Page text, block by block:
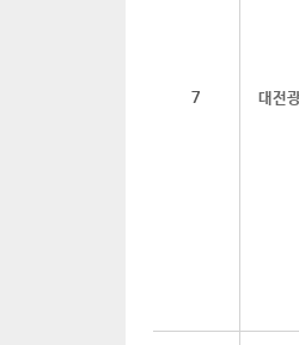
7 대전